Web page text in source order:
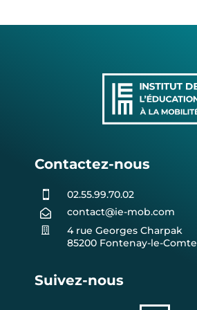
Contactez-nous
 02.55.99.70.02
 contact@ie-mob.com

4 rue Georges Charpak
85200 Fontenay-le-Comte
Suivez-nous